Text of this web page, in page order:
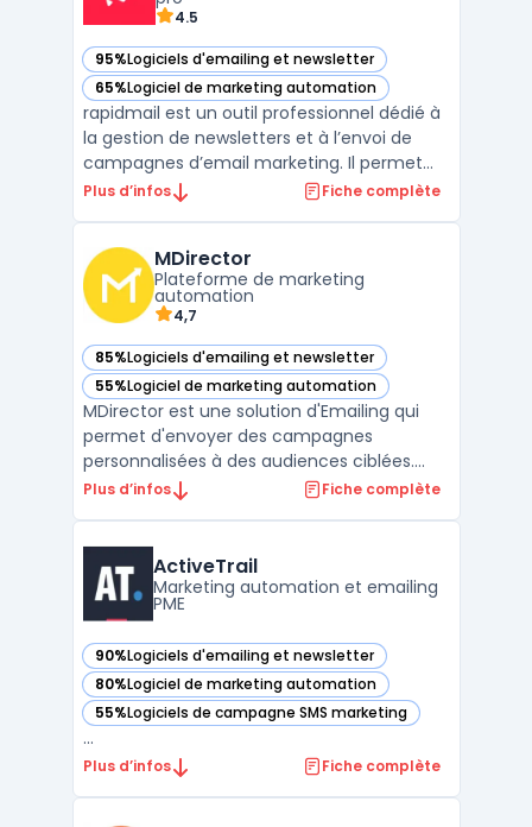
4.5
95%Logiciels d'emailing et newsletter
— voir rapidmail dans cette catégorie
65%Logiciel de marketing automation
— voir rapidmail dans cette catégorie
rapidmail est un outil professionnel dédié à
la gestion de newsletters et à l’envoi de
campagnes d’email marketing. Il permet
aux entreprises de toutes tailles de
sans compétence technique préalable. Le
service se dis ...
Plus d’infos Fiche complète
MDirector
Plateforme de marketing
automation
4,7
85%Logiciels d'emailing et newsletter
— voir MDirector dans cette catégorie
55%Logiciel de marketing automation
— voir MDirector dans cette catégorie
MDirector est une solution d'Emailing qui
permet d'envoyer des campagnes
personnalisées à des audiences ciblées.
Avec cette plate-forme, il est possible de
ses fonctionnalités avancées, MDirector
facilite la mise en pl ...
Plus d’infos Fiche complète
ActiveTrail
Marketing automation et emailing
PME
90%Logiciels d'emailing et newsletter
— voir ActiveTrail dans cette catégorie
80%Logiciel de marketing automation
— voir ActiveTrail dans cette catégorie
55%Logiciels de campagne SMS marketing
— voir ActiveTrail dans cette catégorie
...
Plus d’infos Fiche complète